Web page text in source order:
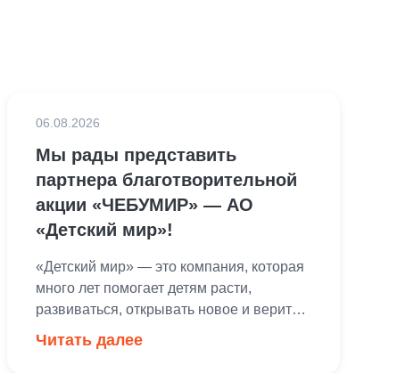
Мы рады представить
партнера благотворительной
акции «ЧЕБУМИР» — АО
«Детский мир»!
06.08.2026
«Детский мир» — это компания, которая
много лет помогает детям расти,
развиваться, открывать новое и верить в
инициатив и создание радостных
Читать далее